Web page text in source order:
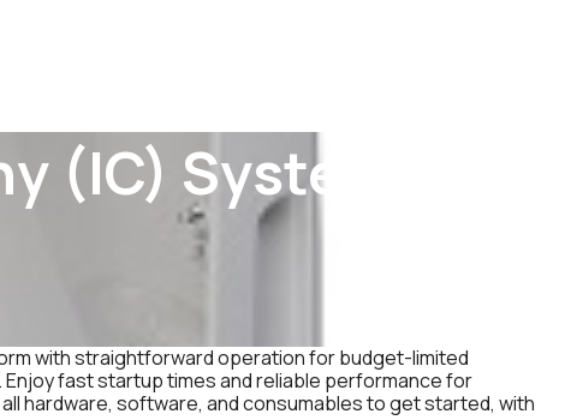
(IC) System
with straightforward operation for budget-limited
fast startup times and reliable performance for
hardware, software, and consumables to get started, with